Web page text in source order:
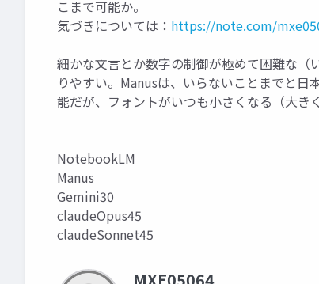
こまで可能か。
気づきについては： https://note.com/
細かな文言とか数字の制御が極めて困難な
りやすい。Manusは、いらないことまでと
能だが、フォントがいつも小さくなる（大き
NotebookLM
Manus
Gemini30
claudeOpus45
claudeSonnet45
MXE05064